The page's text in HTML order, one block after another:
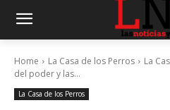
Home La Casa de los Perros
La
del poder y las...
La Casa de los Perros